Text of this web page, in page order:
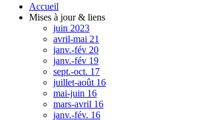
Accueil
Mises à jour & liens
juin 2023
avril-mai 21
janv.-fév 20
janv.-fév 19
sept.-oct. 17
juillet-août 16
mai-juin 16
mars-avril 16
janv.-fév. 16